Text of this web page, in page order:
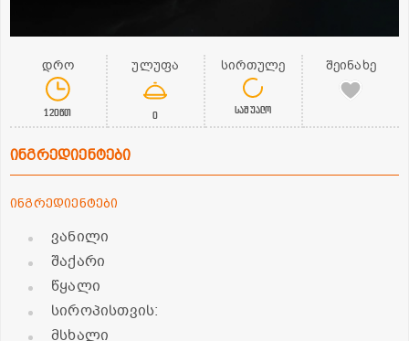
დრო
120წთ
ულუფა
0
სირთულე
საშუალო
შეინახე
ინგრედიენტები
ინგრედიენტები
ვანილი
შაქარი
წყალი
სიროპისთვის:
მსხალი